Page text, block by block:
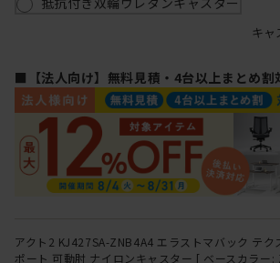
キャ
■【法人向け】無料見積・4台以上まとめ割
アクト2 KJ427SA-ZNB4A4 エラストマバック テク
ポート 可動肘 ナイロンキャスター [ ベースカラー